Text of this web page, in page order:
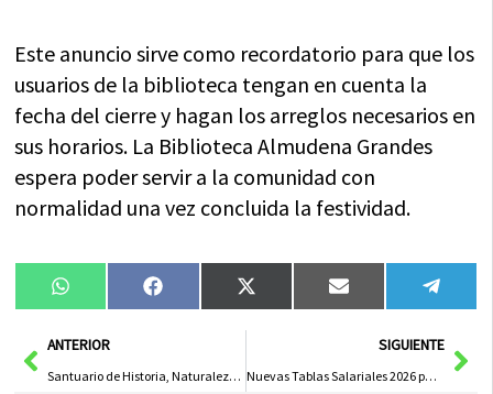
Este anuncio sirve como recordatorio para que los
usuarios de la biblioteca tengan en cuenta la
fecha del cierre y hagan los arreglos necesarios en
sus horarios. La Biblioteca Almudena Grandes
espera poder servir a la comunidad con
normalidad una vez concluida la festividad.
Compartir
en
WhatsAppCompartir
en
FacebookCompartir
en
X
(Twitter)
Compartir
en
Email
en
AntANTERIOR
Santuario de Historia, Naturaleza y Bienestar en el Corazón de la Alcarria
SIGUIENTE
Nuevas Tablas Salariales 2026 para el Transporte de Viajeros por Carretera en Cuenca Publicadas